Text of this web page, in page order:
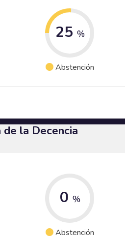
25 %
Abstención
la Decencia
0 %
Abstención